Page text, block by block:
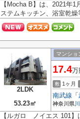
【Mocha B】は、2021年
ステムキッチン、浴室乾燥
2LDK
53.23㎡
マンショ
17.4万
敷 1ヶ月
南武線 「
神奈川県
【ルガロ ノイエス 101】